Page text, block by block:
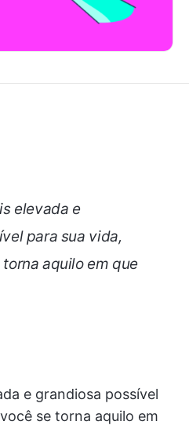
elevada e
para sua vida,
aquilo em que
e grandiosa possível
se torna aquilo em